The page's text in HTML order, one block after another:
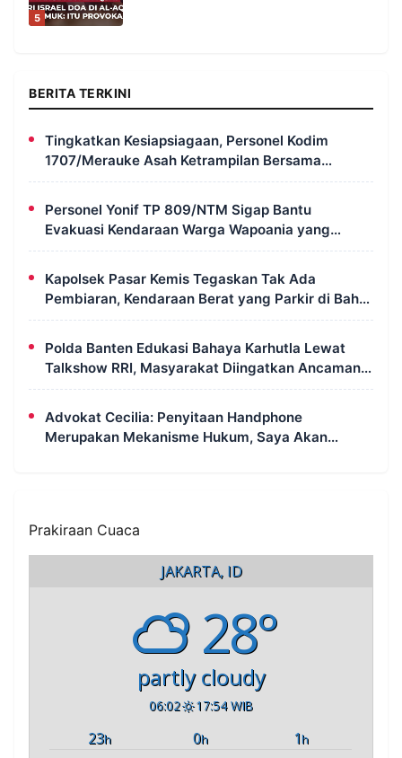
5
BERITA TERKINI
Tingkatkan Kesiapsiagaan, Personel Kodim
1707/Merauke Asah Ketrampilan Bersama
Petugas Damkar
Personel Yonif TP 809/NTM Sigap Bantu
Evakuasi Kendaraan Warga Wapoania yang
Terperosok ke Jurang
Kapolsek Pasar Kemis Tegaskan Tak Ada
Pembiaran, Kendaraan Berat yang Parkir di Bahu
Jalan Langsung Ditertibkan
Polda Banten Edukasi Bahaya Karhutla Lewat
Talkshow RRI, Masyarakat Diingatkan Ancaman
Pidana Pembakaran Lahan
Advokat Cecilia: Penyitaan Handphone
Merupakan Mekanisme Hukum, Saya Akan
Prakiraan Cuaca
JAKARTA, ID
28°
partly cloudy
06:02 17:54 WIB
23h 0h 1h